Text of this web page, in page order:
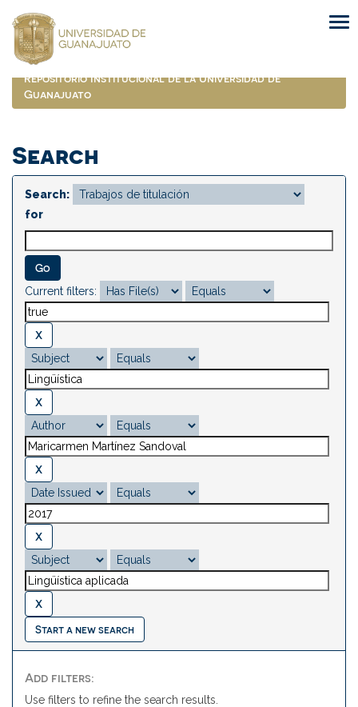
navigation
Repositorio Institucional de la Universidad de
Guanajuato
Search
Search:
for
Current filters:
Start a new search
Add filters:
Use filters to refine the search results.